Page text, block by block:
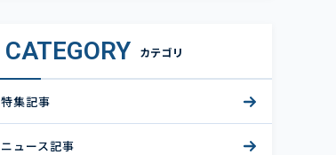
CATEGORY カテゴリ
特集記事
ニュース記事